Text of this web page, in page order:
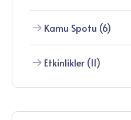
Kamu Spotu (6)
Etkinlikler (11)